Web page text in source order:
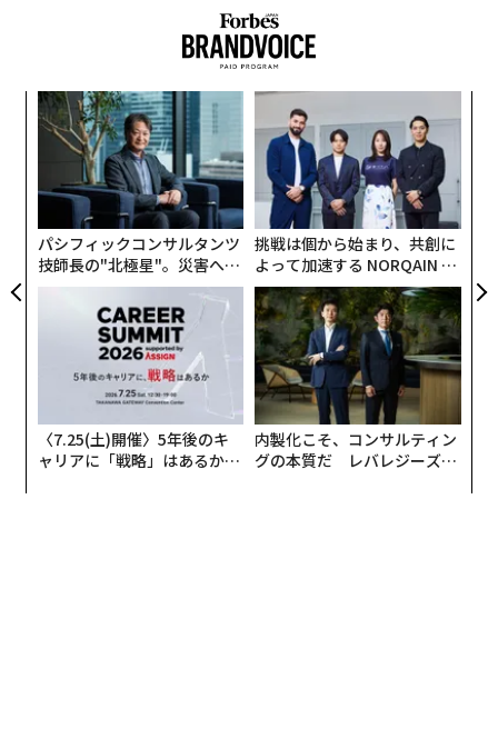
パシフィックコンサルタンツ
技師長の"北極星"。災害への
無力感を乗り越え見つけた、
防災一筋20年の答え
挑戦は個から始まり、共創に
よって加速する NORQAIN JA
PAN 特別座談会
〈7.25(土)開催〉5年後のキ
ャリアに「戦略」はあるか。
内製化こそ、コンサルティン
グの本質だ レバレジーズが